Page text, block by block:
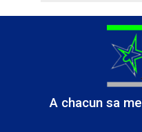
A chacun sa